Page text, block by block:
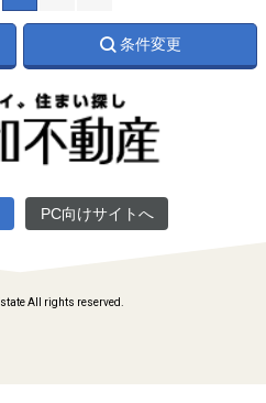
条件変更
PC向けサイトへ
All rights reserved.